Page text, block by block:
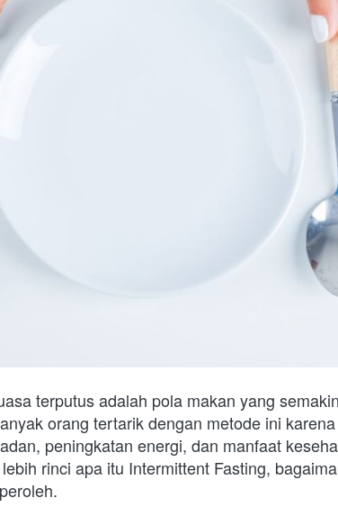
terputus adalah pola makan yang
orang tertarik dengan metode ini
peningkatan energi, dan manfaat
rinci apa itu Intermittent Fasting,